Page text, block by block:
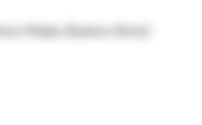
Mejía. Buenos Aires)